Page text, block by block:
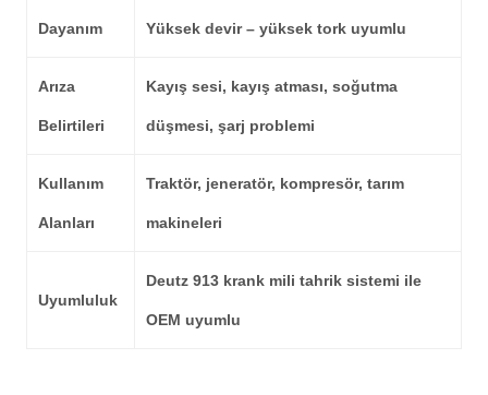
Dayanım Yüksek devir – yüksek tork uyumlu
Arıza
Belirtileri
Kayış sesi, kayış atması, soğutma
düşmesi, şarj problemi
Kullanım
Alanları
Traktör, jeneratör, kompresör, tarım
makineleri
Uyumluluk
Deutz 913 krank mili tahrik sistemi ile
OEM uyumlu